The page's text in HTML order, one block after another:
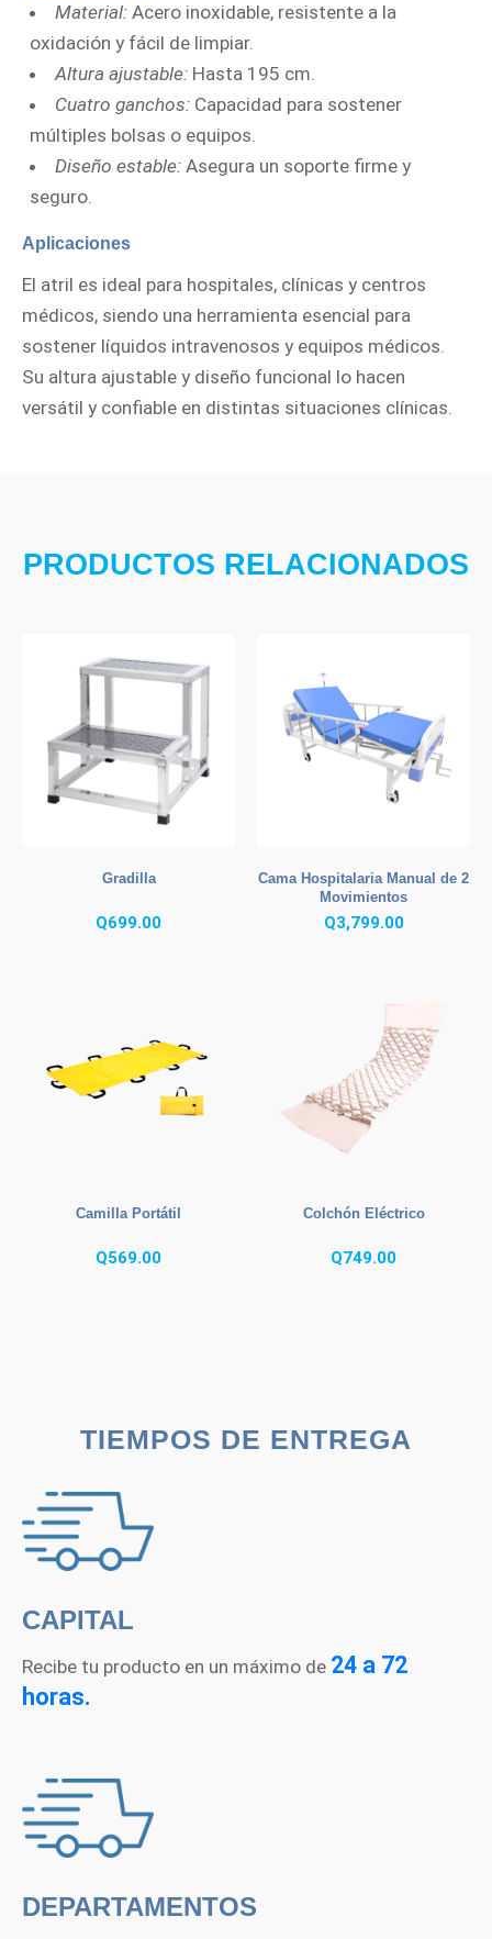
Material: Acero inoxidable, resistente a la
oxidación y fácil de limpiar.
Altura ajustable: Hasta 195 cm.
Cuatro ganchos: Capacidad para sostener
múltiples bolsas o equipos.
Diseño estable:Asegura un soporte firme y
seguro.
Aplicaciones
El atril es ideal para hospitales, clínicas y centros
médicos, siendo una herramienta esencial para
sostener líquidos intravenosos y equipos médicos.
Su altura ajustable y diseño funcional lo hacen
versátil y confiable en distintas situaciones clínicas.
PRODUCTOS RELACIONADOS
Gradilla
Q699.00
Cama Hospitalaria Manual de 2
Movimientos
Q3,799.00
Camilla Portátil
Q569.00
Colchón Eléctrico
Q749.00
TIEMPOS DE ENTREGA
CAPITAL
Recibe tu producto en un máximo de 24 a 72
horas.
DEPARTAMENTOS